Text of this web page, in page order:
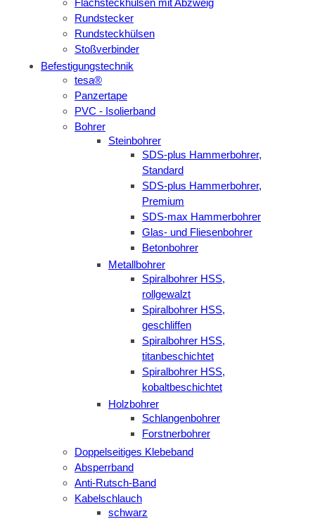
Rundstecker
Rundsteckhülsen
Stoßverbinder
Befestigungstechnik
tesa®
Panzertape
PVC - Isolierband
Bohrer
Steinbohrer
SDS-plus Hammerbohrer,
Standard
SDS-plus Hammerbohrer,
Premium
SDS-max Hammerbohrer
Glas- und Fliesenbohrer
Betonbohrer
Metallbohrer
Spiralbohrer HSS,
rollgewalzt
Spiralbohrer HSS,
geschliffen
Spiralbohrer HSS,
titanbeschichtet
Spiralbohrer HSS,
kobaltbeschichtet
Holzbohrer
Schlangenbohrer
Forstnerbohrer
Doppelseitiges Klebeband
Absperrband
Anti-Rutsch-Band
Kabelschlauch
schwarz